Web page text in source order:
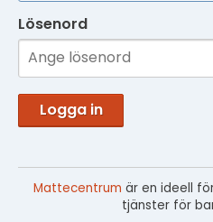
Lösenord
Logga in
Mattecentrum är en ideell
tjänster för